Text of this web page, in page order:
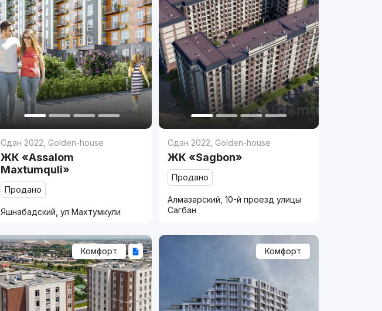
Сдан 2022 Golden-house
ЖК «Assalom
Maxtumquli»
Продано
Яшнабадский, ул Махтумкули
Сдан 2022 Golden-house
ЖК «Sagbon»
Продано
Алмазарский, 10-й проезд улицы
Сагбан
Комфорт Комфорт